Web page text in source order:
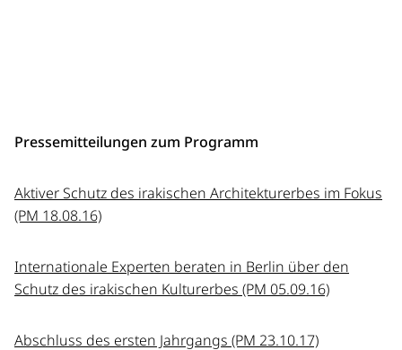
Pressemitteilungen zum Programm
Aktiver Schutz des irakischen Architekturerbes im Fokus
(PM 18.08.16)
Internationale Experten beraten in Berlin über den
Schutz des irakischen Kulturerbes (PM 05.09.16)
Abschluss des ersten Jahrgangs (PM 23.10.17)